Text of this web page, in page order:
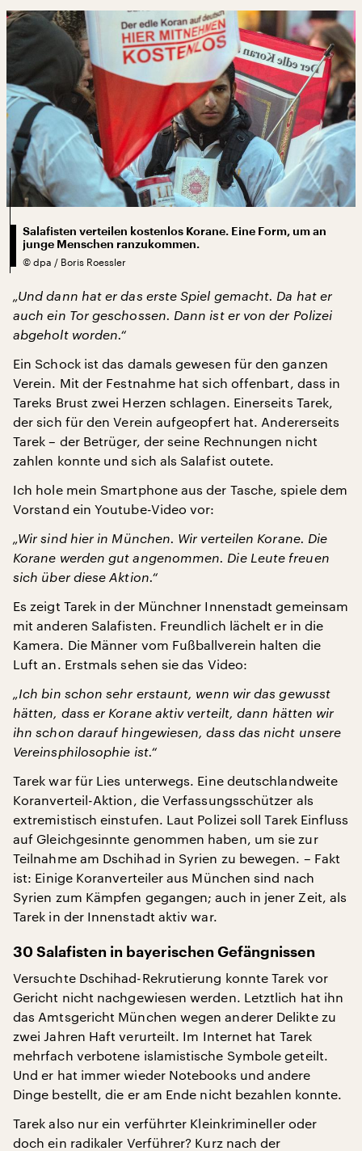
Salafisten verteilen kostenlos Korane. Eine Form, um an
junge Menschen ranzukommen.
© dpa / Boris Roessler
„Und dann hat er das erste Spiel gemacht. Da hat er
auch ein Tor geschossen. Dann ist er von der Polizei
abgeholt worden.“
Ein Schock ist das damals gewesen für den ganzen
Verein. Mit der Festnahme hat sich offenbart, dass in
Tareks Brust zwei Herzen schlagen. Einerseits Tarek,
der sich für den Verein aufgeopfert hat. Andererseits
Tarek – der Betrüger, der seine Rechnungen nicht
zahlen konnte und sich als Salafist outete.
Ich hole mein Smartphone aus der Tasche, spiele dem
Vorstand ein Youtube-Video vor:
„Wir sind hier in München. Wir verteilen Korane. Die
Korane werden gut angenommen. Die Leute freuen
sich über diese Aktion.“
Es zeigt Tarek in der Münchner Innenstadt gemeinsam
mit anderen Salafisten. Freundlich lächelt er in die
Kamera. Die Männer vom Fußballverein halten die
Luft an. Erstmals sehen sie das Video:
„Ich bin schon sehr erstaunt, wenn wir das gewusst
hätten, dass er Korane aktiv verteilt, dann hätten wir
ihn schon darauf hingewiesen, dass das nicht unsere
Vereinsphilosophie ist.“
Tarek war für Lies unterwegs. Eine deutschlandweite
Koranverteil-Aktion, die Verfassungsschützer als
extremistisch einstufen. Laut Polizei soll Tarek Einfluss
auf Gleichgesinnte genommen haben, um sie zur
Teilnahme am Dschihad in Syrien zu bewegen. – Fakt
ist: Einige Koranverteiler aus München sind nach
Syrien zum Kämpfen gegangen; auch in jener Zeit, als
Tarek in der Innenstadt aktiv war.
30 Salafisten in bayerischen Gefängnissen
Versuchte Dschihad-Rekrutierung konnte Tarek vor
Gericht nicht nachgewiesen werden. Letztlich hat ihn
das Amtsgericht München wegen anderer Delikte zu
zwei Jahren Haft verurteilt. Im Internet hat Tarek
mehrfach verbotene islamistische Symbole geteilt.
Und er hat immer wieder Notebooks und andere
Dinge bestellt, die er am Ende nicht bezahlen konnte.
Tarek also nur ein verführter Kleinkrimineller oder
doch ein radikaler Verführer? Kurz nach der